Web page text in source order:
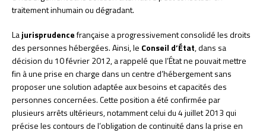
traitement inhumain ou dégradant.
Lajurisprudencefrançaise a progressivement consolidé les droits
des personnes hébergées. Ainsi, le Conseil d’État, dans sa
décision du 10 février 2012, a rappelé que l’État ne pouvait mettre
fin à une prise en charge dans un centre d’hébergement sans
proposer une solution adaptée aux besoins et capacités des
personnes concernées. Cette position a été confirmée par
plusieurs arrêts ultérieurs, notamment celui du 4 juillet 2013 qui
précise les contours de l’obligation de continuité dans la prise en